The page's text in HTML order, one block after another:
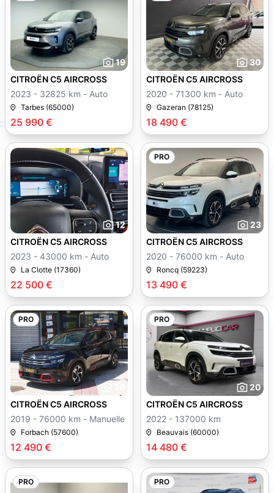
19
25 990 €
CITROËN C5 AIRCROSS
2023 - 32825 km - Auto
Tarbes (65000)
30
18 490 €
CITROËN C5 AIRCROSS
2020 - 71300 km - Auto
Gazeran (78125)
12
22 500 €
CITROËN C5 AIRCROSS
2023 - 43000 km - Auto
La Clotte (17360)
PRO
23
13 490 €
CITROËN C5 AIRCROSS
2020 - 76000 km - Auto
Roncq (59223)
PRO
12 490 €
CITROËN C5 AIRCROSS
2019 - 76000 km - Manuelle
Forbach (57600)
PRO
20
14 480 €
CITROËN C5 AIRCROSS
2022 - 137000 km
Beauvais (60000)
PRO PRO